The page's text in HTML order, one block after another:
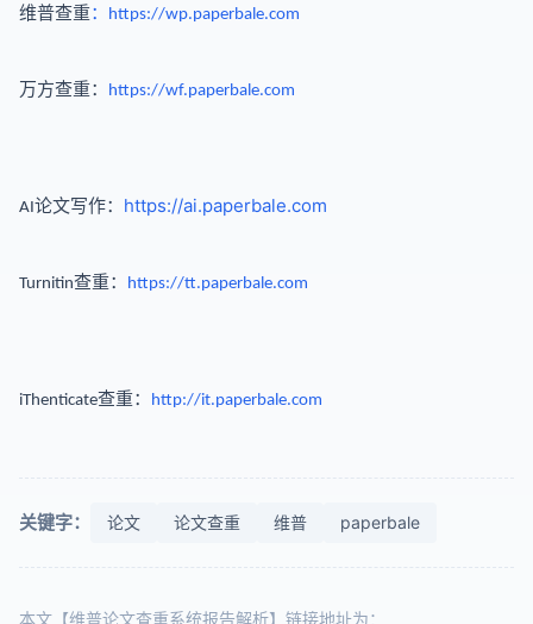
维普查重： https://wp.paperbale.com
万方查重： https://wf.paperbale.com
AI论文写作： https://ai.paperbale.com
Turnitin查重： https://tt.paperbale.com
iThenticate查重： http://it.paperbale.com
关键字： 论文 论文查重 维普 paperbale
本文【维普论文查重系统报告解析】链接地址为：